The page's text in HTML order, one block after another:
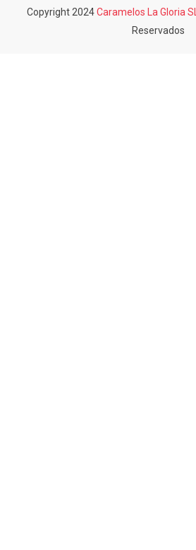
Copyright 2024Caramelos La Gloria SL.
Reservados